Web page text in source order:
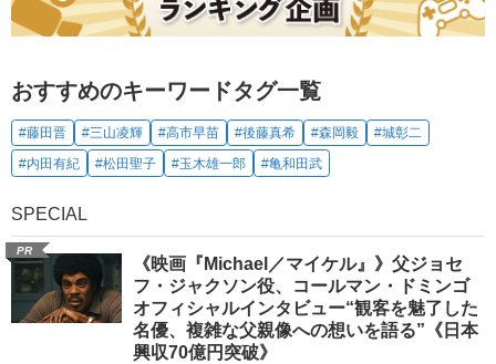
おすすめのキーワードタグ一覧
#藤田晋 #三山凌輝 #高市早苗 #後藤真希 #森岡毅
#城彰二
#内田有紀
#松田聖子 #玉木雄一郎 #亀和田武
SPECIAL
PR
《映画『Michael／マイケル』》父ジョセ
フ・ジャクソン役、コールマン・ドミンゴ
オフィシャルインタビュー“観客を魅了した
名優、複雑な父親像への想いを語る”《日本
興収70億円突破》